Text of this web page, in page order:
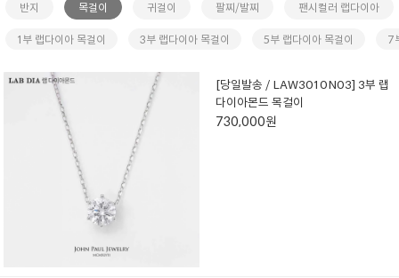
반지 목걸이 귀걸이 팔찌/발찌 팬시컬러 랩다이아
1부 랩다이아 목걸이 3부 랩다이아 목걸이 5부 랩다이아 목걸이 7
[당일발송 / LAW3010N03] 3부 랩
다이아몬드 목걸이
730,000원